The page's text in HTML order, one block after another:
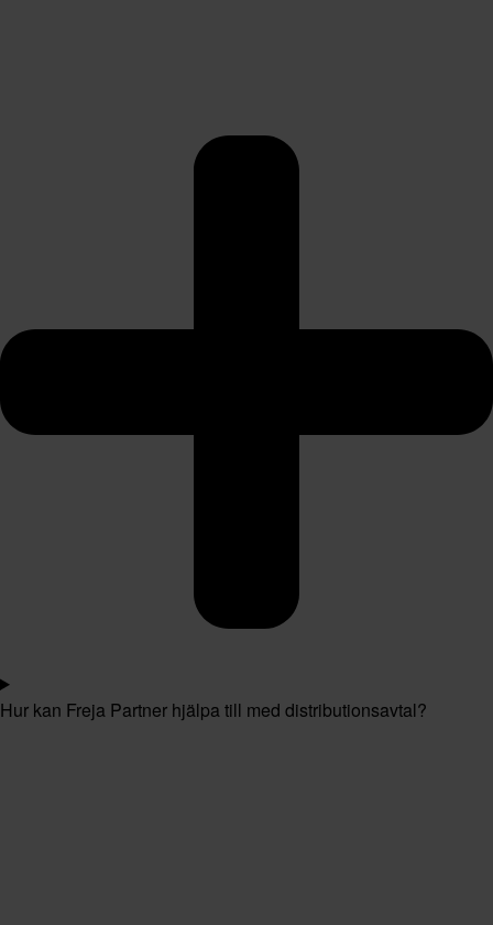
Hur kan Freja Partner hjälpa till med distributionsavtal?